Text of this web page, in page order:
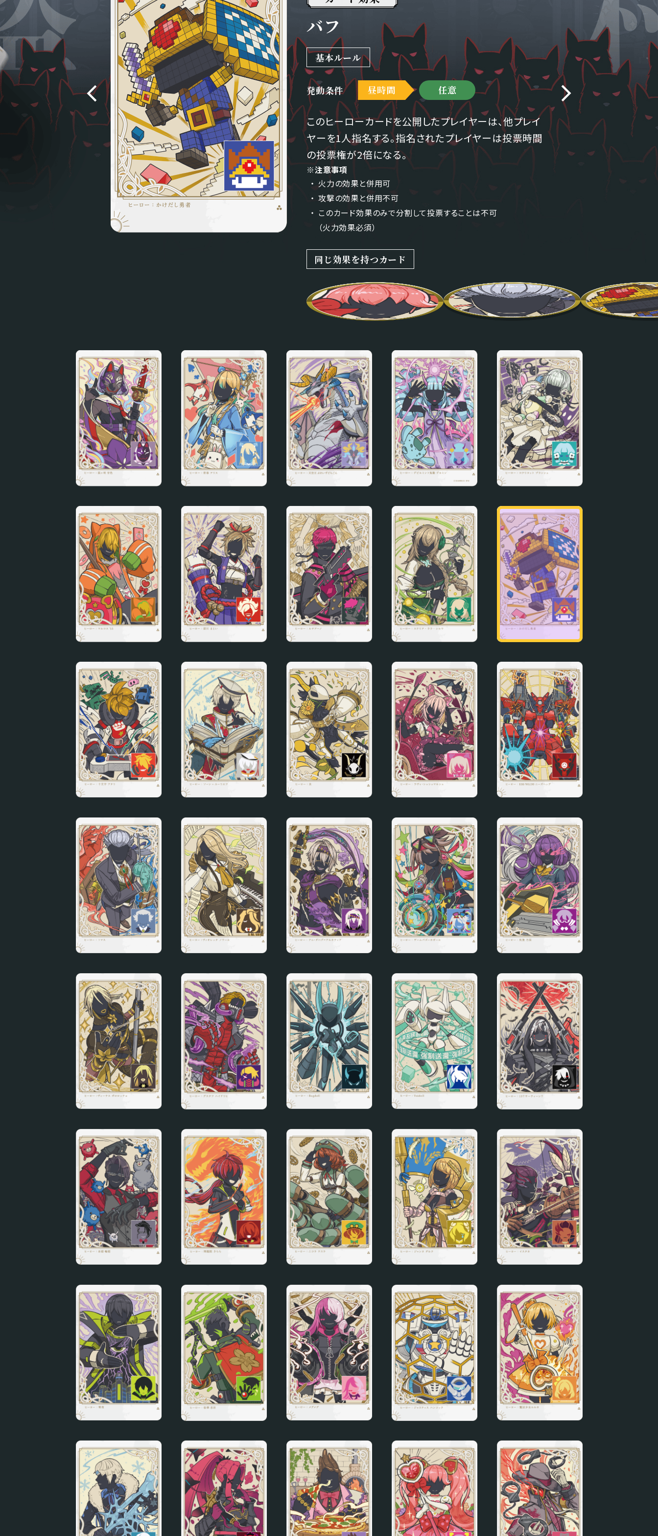
バフ
基本ルール
発動条件 昼時間 任意
このヒーローカードを公開したプレイヤーは、他プレイ
ヤーを1人指名する。指名されたプレイヤーは投票時間
の投票権が2倍になる。
※注意事項
火力の効果と併用可
攻撃の効果と併用不可
このカード効果のみで分割して投票することは不可
（火力効果必須）
同じ効果を持つカード